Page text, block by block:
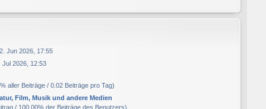
Jun 2026, 17:55
Jul 2026, 12:53
aller Beiträge / 0.02 Beiträge pro Tag)
Film, Musik und andere Medien
/ 100.00% der Beiträge des Benutzers)